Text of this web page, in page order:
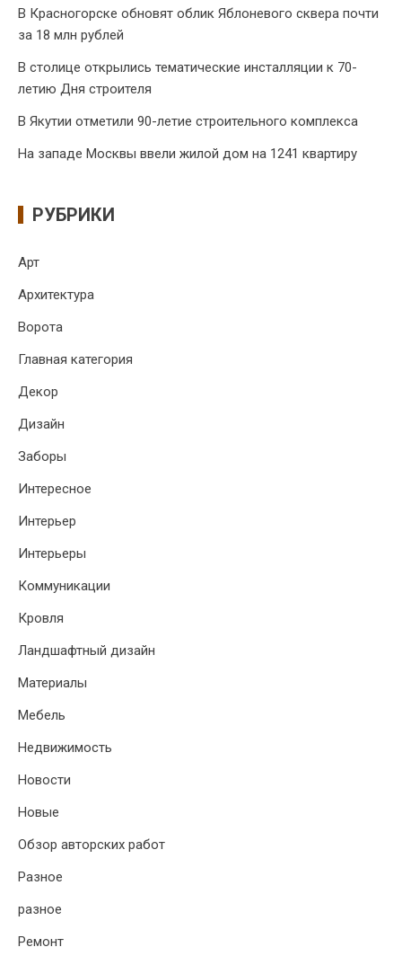
В Красногорске обновят облик Яблоневого сквера почти
за 18 млн рублей
В столице открылись тематические инсталляции к 70-
летию Дня строителя
В Якутии отметили 90-летие строительного комплекса
На западе Москвы ввели жилой дом на 1241 квартиру
РУБРИКИ
Арт
Архитектура
Ворота
Главная категория
Декор
Дизайн
Заборы
Интересное
Интерьер
Интерьеры
Коммуникации
Кровля
Ландшафтный дизайн
Материалы
Мебель
Недвижимость
Новости
Новые
Обзор авторских работ
Разное
разное
Ремонт